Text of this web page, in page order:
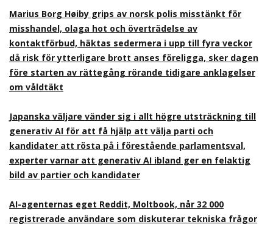
Marius Borg Høiby grips av norsk polis misstänkt för
misshandel, olaga hot och överträdelse av
kontaktförbud, häktas sedermera i upp till fyra veckor
då risk för ytterligare brott anses föreligga, sker dagen
före starten av rättegång rörande tidigare anklagelser
om våldtäkt
Japanska väljare vänder sig i allt högre utsträckning till
generativ AI för att få hjälp att välja parti och
kandidater att rösta på i förestående parlamentsval,
experter varnar att generativ AI ibland ger en felaktig
bild av partier och kandidater
AI-agenternas eget Reddit, Moltbook, når 32 000
registrerade användare som diskuterar tekniska frågor